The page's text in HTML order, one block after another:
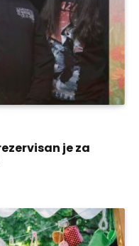
je za